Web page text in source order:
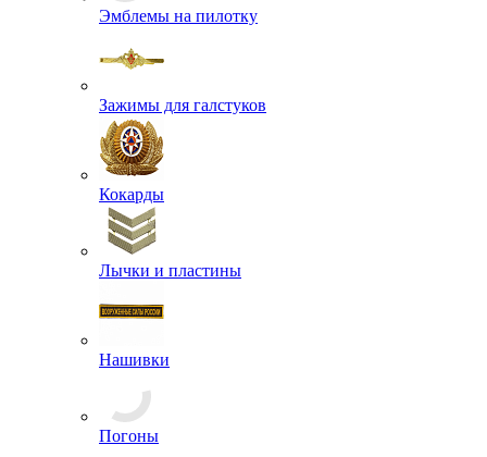
Эмблемы на пилотку
Зажимы для галстуков
Кокарды
Лычки и пластины
Нашивки
Погоны